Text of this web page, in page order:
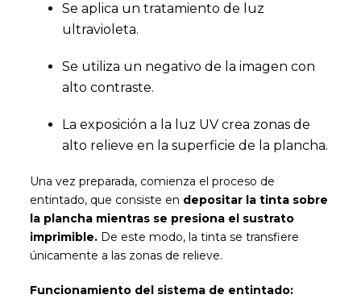
Se aplica un tratamiento de luz
ultravioleta.
Se utiliza un negativo de la imagen con
alto contraste.
La exposición a la luz UV crea zonas de
alto relieve en la superficie de la plancha.
Una vez preparada, comienza el proceso de
entintado, que consiste en depositar la tinta sobre
la plancha mientras se presiona el sustrato
imprimible. De este modo, la tinta se transfiere
únicamente a las zonas de relieve.
Funcionamiento del sistema de entintado: